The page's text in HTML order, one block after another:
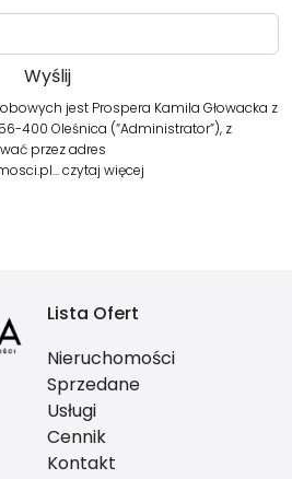
jest Prospera Kamila Głowacka z
400 Oleśnica (“Administrator”), z
przez adres
czytaj więcej
Lista Ofert
Nieruchomości
Sprzedane
Usługi
Cennik
Kontakt